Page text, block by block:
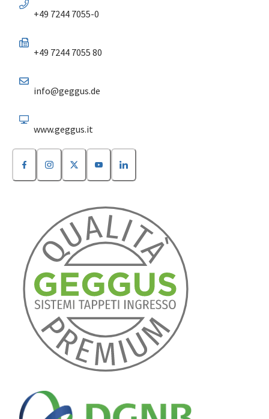
+49 7244 7055-0
+49 7244 7055 80
info@geggus.de
www.geggus.it